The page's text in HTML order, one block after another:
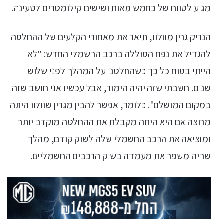
מגיע לטווח של כחמש מאות ושישים קילומטרים לטעינה.
הנריק גרין מוולוו, תיאר את מאחורי הקלעים של ההחלטה
להגדיל את נפח הסוללה ברכב החשמלי החדש: "לא
הייתי בטוח כל כך כשהחלטנו על המהלך לפני שלוש
שנים. חשבתי שזה יהיה הימור, אבל עכשיו אני חושב שזה
במקום המושלם". כלומר, אפשר להבין מגרין שוולוו היתה
מרוצה אם היא היתה מקבלת את ההחלטה מוקדם יותר
ומוציאה את הרכב החשמלי שלה לשוק קודם, מהלך
שהיה משפר את מעמדה בשוק הרכבים החשמליים.